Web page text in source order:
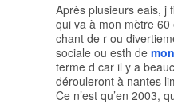
Après plusieurs eais, j
qui va à mon mètre
chant de r ou
sociale ou esth de
terme d car il y a
dérouleront à nantes
Ce n’est qu’en 2003,